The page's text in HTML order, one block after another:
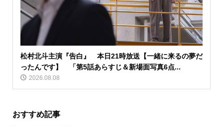
松村北斗主演『告白』 本日21時放送【一緒に来るの夢だ
ったんです】 「第5話あらすじ＆新場面写真6点...
2026.08.08
おすすめ記事